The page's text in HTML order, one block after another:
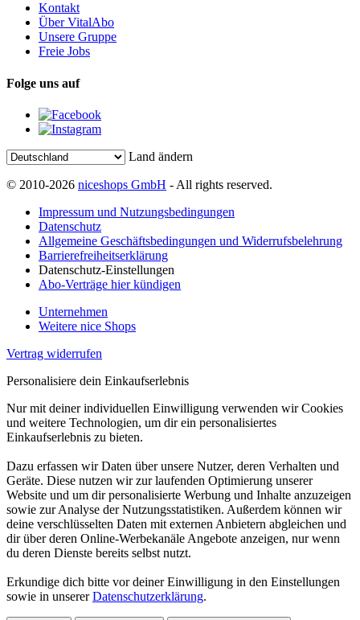
Kontakt
Über VitalAbo
Unsere Gruppe
Freie Jobs
Folge uns auf
Land ändern
© 2010-2026 niceshops GmbH - All rights reserved.
Impressum und Nutzungsbedingungen
Datenschutz
Allgemeine Geschäftsbedingungen und Widerrufsbelehrung
Barrierefreiheitserklärung
Datenschutz-Einstellungen
Abo-Verträge hier kündigen
Unternehmen
Weitere nice Shops
Vertrag widerrufen
Personalisiere dein Einkaufserlebnis
Nur mit deiner individuellen Einwilligung verwenden wir Cookies
und weitere Technologien, um dir ein personalisiertes
Einkaufserlebnis zu bieten.
Dazu erfassen wir Daten über unsere Nutzer, deren Verhalten und
Geräte. Diese nutzen wir zur laufenden Optimierung unserer
Website und um dir personalisierte Werbung und Inhalte anzuzeigen
sowie zur Analyse der Nutzungsstatistiken. Außerdem können wir
deine verschlüsselten Daten mit externen Anbietern abgleichen und
dir über deren Online-Werbekanäle Angebote anzeigen, nur wenn
du deren Dienste bereits selbst nutzt.
Erkundige dich bitte vor deiner Einwilligung in den Einstellungen
sowie in unsererDatenschutzerklärung.